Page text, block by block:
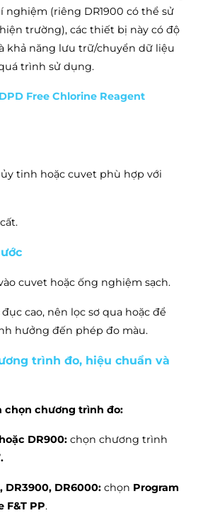
(riêng DR1900 có thể sử
trường), các thiết bị này có độ
khả năng lưu trữ/chuyển dữ liệu
trình sử dụng.
DPD Free Chlorine Reagent
tinh hoặc cuvet phù hợp với
cuvet hoặc ống nghiệm sạch.
cao, nên lọc sơ qua hoặc để
hưởng đến phép đo màu.
trình đo, hiệu chuẩn và
chọn chương trình đo:
DR900: chọn chương trình
DR3900, DR6000: chọn Program
F&T PP.